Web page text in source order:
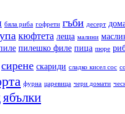
бяла риба гофрети гъби десерт
кюфтета леща малини
пилешко филе пица пюре
сирене скариди сладко кисел сос
фурна царевица чери домати
ябълки